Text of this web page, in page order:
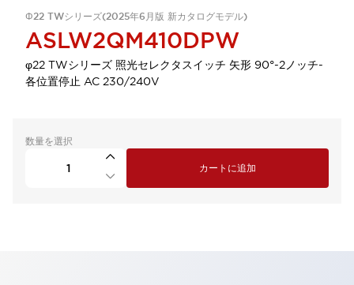
Φ22 TWシリーズ(2025年6月版 新カタログモデル)
ASLW2QM410DPW
φ22 TWシリーズ 照光セレクタスイッチ 矢形 90°-2ノッチ-
各位置停止 AC 230/240V
数量を選択
カートに追加